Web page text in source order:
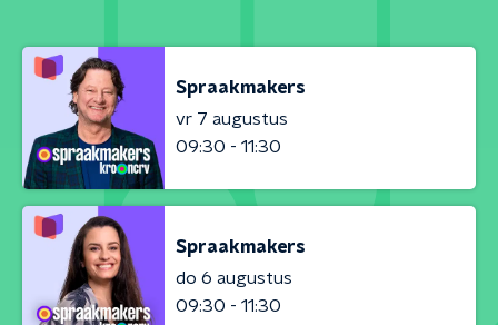
Spraakmakers
vr 7 augustus
09:30 - 11:30
Spraakmakers
do 6 augustus
09:30 - 11:30